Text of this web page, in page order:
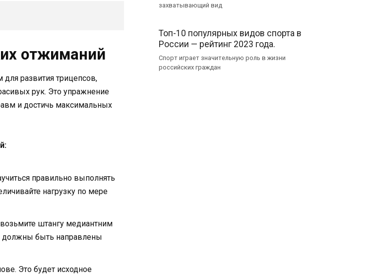
отжиманий
развития трицепсов,
рук. Это упражнение
и достичь максимальных
правильно выполнять
нагрузку по мере
штангу медиантним
должны быть направлены
Это будет исходное
захватывающий вид
Топ-10 популярных видов спорта в
России — рейтинг 2023 года.
Спорт играет значительную роль в жизни
российских граждан